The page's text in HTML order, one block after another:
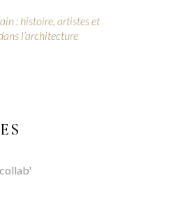
: histoire, artistes et
l’architecture